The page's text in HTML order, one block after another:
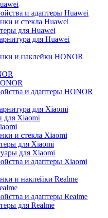
и адаптеры Huawei
и стекла Huawei
для Huawei
для Huawei
и наклейки HONOR
и адаптеры HONOR
для Xiaomi
для Xiaomi
и стекла Xiaomi
для Xiaomi
для Xiaomi
и адаптеры Xiaomi
и наклейки Realme
и адаптеры Realme
для Realme